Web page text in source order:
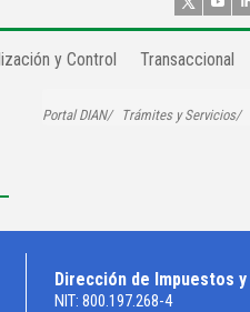
y Control​ Transaccional
Portal DIAN Trámites y Servicios
Dirección de Impuestos
NIT: 800.197.268-4